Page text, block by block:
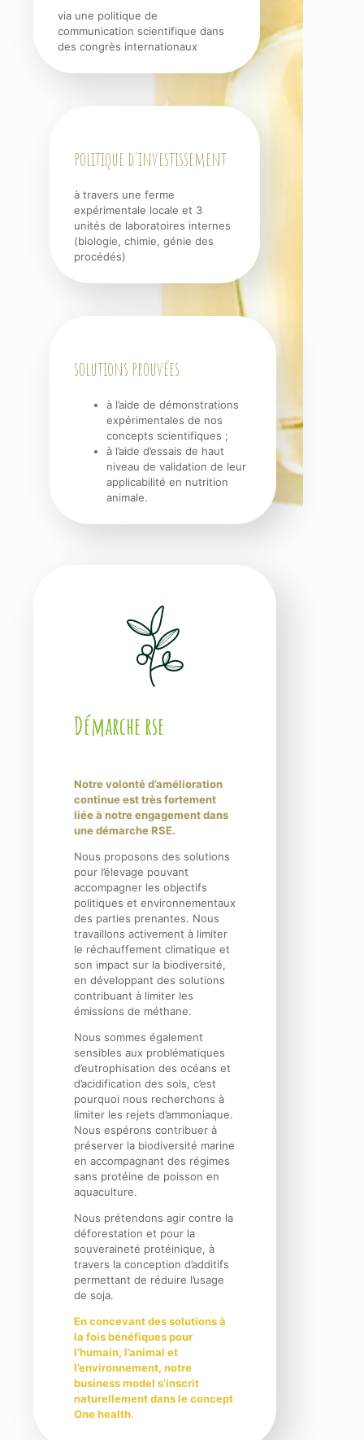
via une politique de
communication scientifique dans
des congrès internationaux
politique d'investissement
à travers une ferme
expérimentale locale et 3
unités de laboratoires internes
(biologie, chimie, génie des
procédés)
solutions prouvées
à l’aide de démonstrations
expérimentales de nos
concepts scientifiques ;
à l’aide d’essais de haut
niveau de validation de leur
applicabilité en nutrition
animale.
Démarche rse
Notre volonté d’amélioration
continue est très fortement
liée à notre engagement dans
une démarche RSE.
Nous proposons des solutions
pour l’élevage pouvant
accompagner les objectifs
politiques et environnementaux
des parties prenantes. Nous
travaillons activement à limiter
le réchauffement climatique et
son impact sur la biodiversité,
en développant des solutions
contribuant à limiter les
émissions de méthane.
Nous sommes également
sensibles aux problématiques
d’eutrophisation des océans et
d’acidification des sols, c’est
pourquoi nous recherchons à
limiter les rejets d’ammoniaque.
Nous espérons contribuer à
préserver la biodiversité marine
en accompagnant des régimes
sans protéine de poisson en
aquaculture.
Nous prétendons agir contre la
déforestation et pour la
souveraineté protéinique, à
travers la conception d’additifs
permettant de réduire l’usage
de soja.
En concevant des solutions à
la fois bénéfiques pour
l’humain, l’animal et
l’environnement, notre
business model s’inscrit
naturellement dans le concept
One health.